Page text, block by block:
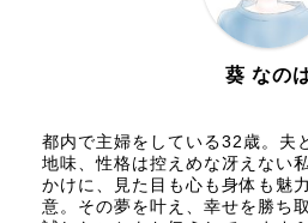
葵 なの
都内で主婦をしている32歳。夫
地味、性格は控えめな冴えない
かけに、見た目も心も身体も魅
意。その夢を叶え、幸せを勝ち